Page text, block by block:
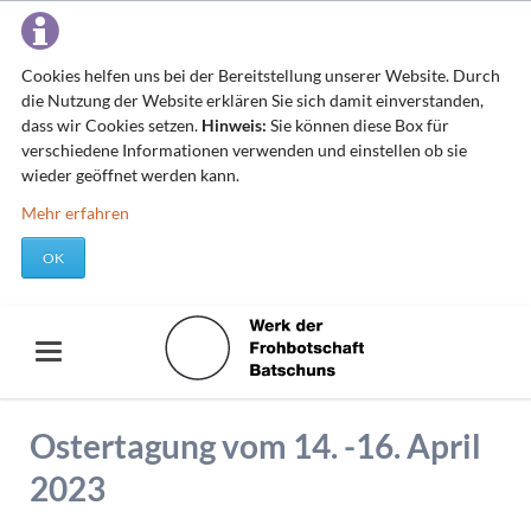
Cookies helfen uns bei der Bereitstellung unserer Website. Durch
die Nutzung der Website erklären Sie sich damit einverstanden,
dass wir Cookies setzen. Hinweis: Sie können diese Box für
verschiedene Informationen verwenden und einstellen ob sie
wieder geöffnet werden kann.
Mehr erfahren
OK
Ostertagung vom 14. -16. April
2023